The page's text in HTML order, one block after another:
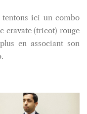
tentons ici un combo
cravate (tricot) rouge
en associant son